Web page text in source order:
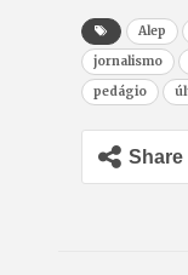
Alep
jornalismo
pedágio
Share